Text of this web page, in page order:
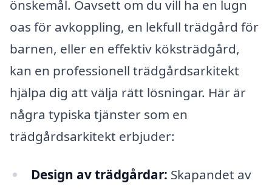
önskemål. Oavsett om du vill ha en lugn
oas för avkoppling, en lekfull trädgård för
barnen, eller en effektiv köksträdgård,
kan en professionell trädgårdsarkitekt
hjälpa dig att välja rätt lösningar. Här är
några typiska tjänster som en
trädgårdsarkitekt erbjuder:
Design av trädgårdar: Skapandet av